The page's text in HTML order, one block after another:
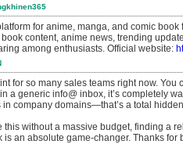
for anime, manga, and comic book
content, anime news, trending
among enthusiasts. Official website:
for so many sales teams right now. You
a generic info@ inbox, it’s completely
company domains—that’s a total
this without a massive budget, finding a
is an absolute game-changer. Thanks for